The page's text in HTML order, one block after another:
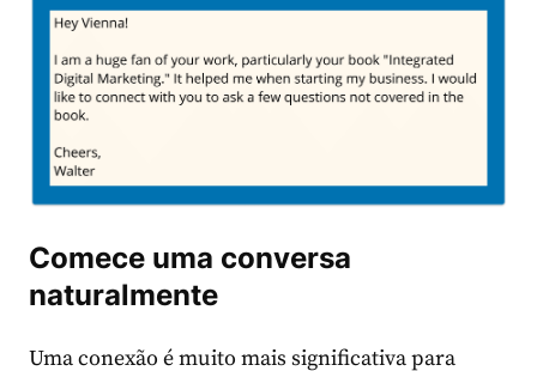
Comece uma conversa
naturalmente
Uma conexão é muito mais significativa para